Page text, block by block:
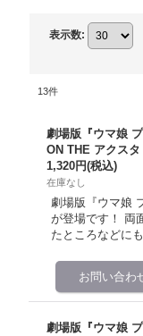
表示数:
13件
劇場版『ウマ娘
ON THE アクス
1,320円(税込)
在庫なし
劇場版『ウマ娘
が登場です！ 両
たところなどに
劇場版『ウマ娘